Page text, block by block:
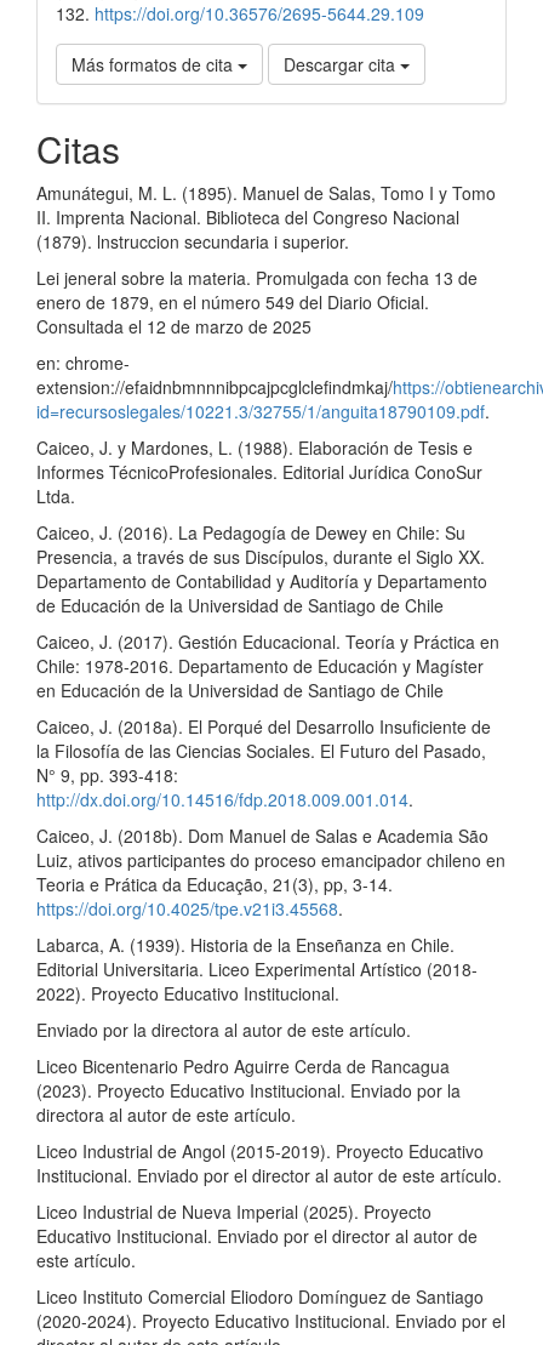
132. https://doi.org/10.36576/2695-5644.29.109
Más formatos de cita Descargar cita
Citas
Amunátegui, M. L. (1895). Manuel de Salas, Tomo I y Tomo
II. Imprenta Nacional. Biblioteca del Congreso Nacional
(1879). lnstruccion secundaria i superior.
Lei jeneral sobre la materia. Promulgada con fecha 13 de
enero de 1879, en el número 549 del Diario Oficial.
Consultada el 12 de marzo de 2025
en: chrome-
extension://efaidnbmnnnibpcajpcglclefindmkaj/https://
id=recursoslegales/10221.3/32755/1/anguita18790109.pdf.
Caiceo, J. y Mardones, L. (1988). Elaboración de Tesis e
Informes TécnicoProfesionales. Editorial Jurídica ConoSur
Ltda.
Caiceo, J. (2016). La Pedagogía de Dewey en Chile: Su
Presencia, a través de sus Discípulos, durante el Siglo XX.
Departamento de Contabilidad y Auditoría y Departamento
de Educación de la Universidad de Santiago de Chile
Caiceo, J. (2017). Gestión Educacional. Teoría y Práctica en
Chile: 1978-2016. Departamento de Educación y Magíster
en Educación de la Universidad de Santiago de Chile
Caiceo, J. (2018a). El Porqué del Desarrollo Insuficiente de
la Filosofía de las Ciencias Sociales. El Futuro del Pasado,
N° 9, pp. 393-418:
http://dx.doi.org/10.14516/fdp.2018.009.001.014.
Caiceo, J. (2018b). Dom Manuel de Salas e Academia São
Luiz, ativos participantes do proceso emancipador chileno en
Teoria e Prática da Educação, 21(3), pp, 3-14.
https://doi.org/10.4025/tpe.v21i3.45568.
Labarca, A. (1939). Historia de la Enseñanza en Chile.
Editorial Universitaria. Liceo Experimental Artístico (2018-
2022). Proyecto Educativo Institucional.
Enviado por la directora al autor de este artículo.
Liceo Bicentenario Pedro Aguirre Cerda de Rancagua
(2023). Proyecto Educativo Institucional. Enviado por la
directora al autor de este artículo.
Liceo Industrial de Angol (2015-2019). Proyecto Educativo
Institucional. Enviado por el director al autor de este artículo.
Liceo Industrial de Nueva Imperial (2025). Proyecto
Educativo Institucional. Enviado por el director al autor de
este artículo.
Liceo Instituto Comercial Eliodoro Domínguez de Santiago
(2020-2024). Proyecto Educativo Institucional. Enviado por el